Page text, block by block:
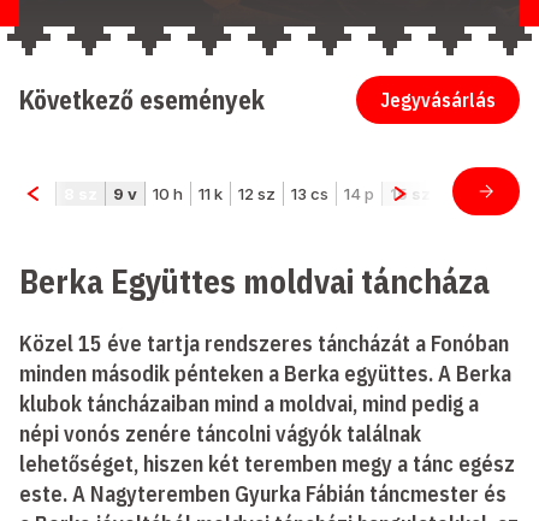
Jegyvásárlás
Következő események
Berka Együttes moldvai táncháza
Közel 15 éve tartja rendszeres táncházát a Fonóban
minden második pénteken a Berka együttes. A Berka
klubok táncházaiban mind a moldvai, mind pedig a
népi vonós zenére táncolni vágyók találnak
lehetőséget, hiszen két teremben megy a tánc egész
este. A Nagyteremben Gyurka Fábián táncmester és